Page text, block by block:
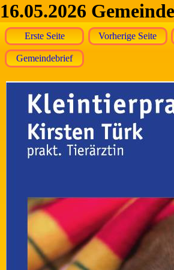
16.05.2026
Erste Seite Vorherige Seite
Gemeindebrief